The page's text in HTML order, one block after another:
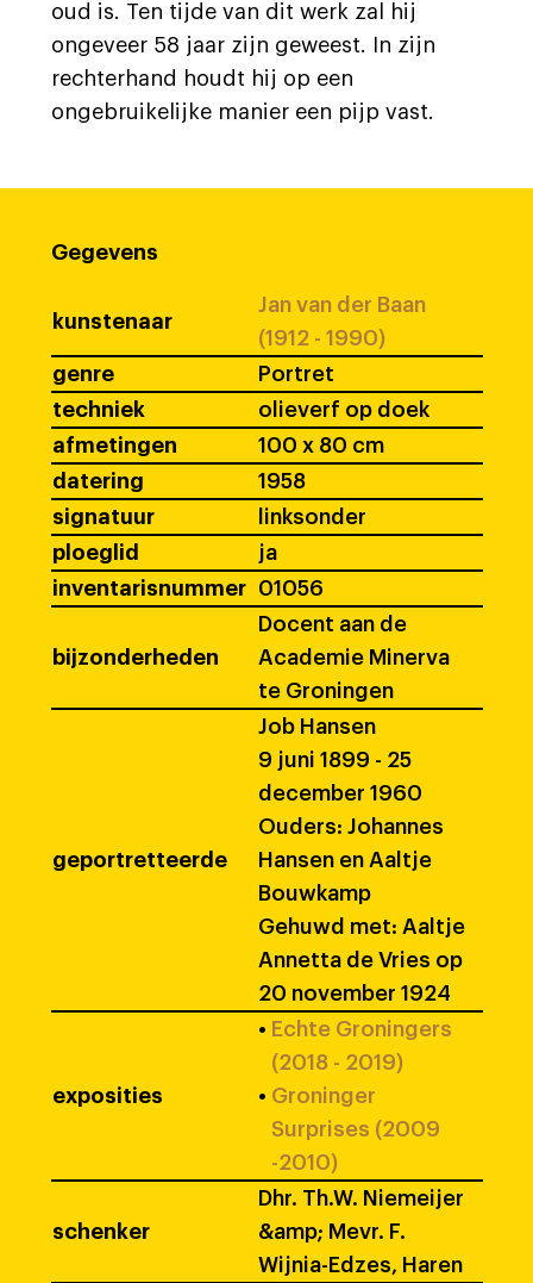
oud is. Ten tijde van dit werk zal hij
ongeveer 58 jaar zijn geweest. In zijn
rechterhand houdt hij op een
ongebruikelijke manier een pijp vast.
Gegevens
kunstenaar
Jan van der Baan
(1912 - 1990)
genre
Portret
techniek
olieverf op doek
afmetingen
100 x 80 cm
datering
1958
signatuur
linksonder
ploeglid
ja
inventarisnummer
01056
bijzonderheden
Docent aan de
Academie Minerva
te Groningen
geportretteerde
Job Hansen
9 juni 1899 - 25
december 1960
Ouders: Johannes
Hansen en Aaltje
Bouwkamp
Gehuwd met: Aaltje
Annetta de Vries op
20 november 1924
exposities
• Echte Groningers
(2018 - 2019)
• Groninger
Surprises (2009
-2010)
schenker
Dhr. Th.W. Niemeijer
&amp; Mevr. F.
Wijnia-Edzes, Haren